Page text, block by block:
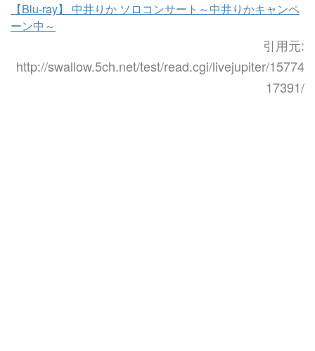
【Blu-ray】 中井りか ソロコンサート～中井りかキャンペ
ーン中～
引用元:
http://swallow.5ch.net/test/read.cgi/livejupiter/15774
17391/